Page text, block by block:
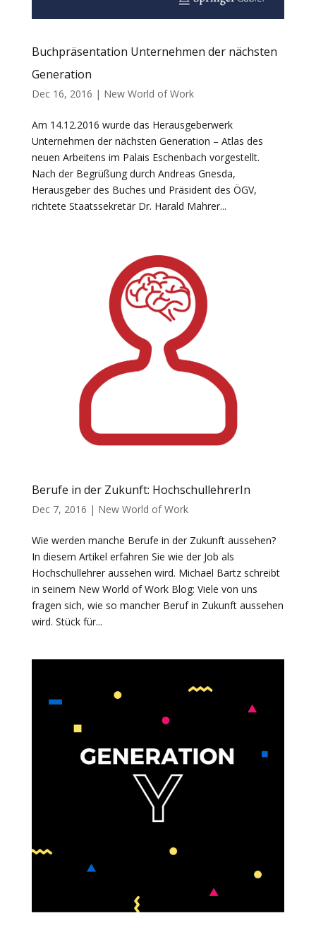
Buchpräsentation Unternehmen der nächsten
Generation
Dec 16, 2016 | New World of Work
Am 14.12.2016 wurde das Herausgeberwerk
Unternehmen der nächsten Generation – Atlas des
neuen Arbeitens im Palais Eschenbach vorgestellt.
Nach der Begrüßung durch Andreas Gnesda,
Herausgeber des Buches und Präsident des ÖGV,
richtete Staatssekretär Dr. Harald Mahrer...
Berufe in der Zukunft: HochschullehrerIn
Dec 7, 2016 | New World of Work
Wie werden manche Berufe in der Zukunft aussehen?
In diesem Artikel erfahren Sie wie der Job als
Hochschullehrer aussehen wird. Michael Bartz schreibt
in seinem New World of Work Blog: Viele von uns
fragen sich, wie so mancher Beruf in Zukunft aussehen
wird. Stück für...